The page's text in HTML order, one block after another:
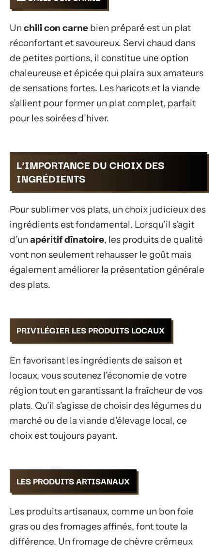
Un chili con carne bien préparé est un plat
réconfortant et savoureux. Servi chaud dans
de petites portions, il constitue une option
chaleureuse et épicée qui plaira aux amateurs
de sensations fortes. Les haricots et la viande
s’allient pour former un plat complet, parfait
pour les soirées d’hiver.
L’IMPORTANCE DU CHOIX DES
INGRÉDIENTS
Pour sublimer vos plats, un choix judicieux des
ingrédients est fondamental. Lorsqu’il s’agit
d’un apéritif dînatoire, les produits de qualité
vont non seulement rehausser le goût mais
également améliorer la présentation générale
des plats.
PRIVILÉGIER LES PRODUITS LOCAUX
En favorisant les ingrédients de saison et
locaux, vous soutenez l’économie de votre
région tout en garantissant la fraîcheur de vos
plats. Qu’il s’agisse de choisir des légumes du
marché ou de la viande d’élevage local, ce
choix est toujours payant.
LES PRODUITS ARTISANAUX
Les produits artisanaux, comme un bon foie
gras ou des fromages affinés, font toute la
différence. Un fromage de chèvre crémeux